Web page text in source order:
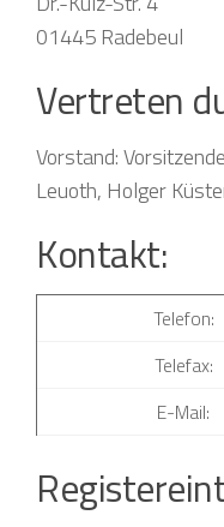
01445 Radebeul
Vertreten
Vorstand:
Leuoth, Holger
Kontakt:
Telefon:
Telefax:
E-Mail: